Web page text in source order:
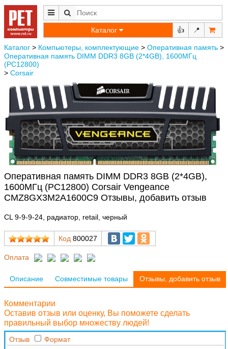
Каталог 👍 📍
Каталог > Компьютеры, комплектующие > Оперативная память >
Оперативная память DIMM DDR3 8GB (2*4GB), 1600МГц
(PC12800)
> Corsair
Оперативная память DIMM DDR3 8GB (2*4GB),
1600МГц (PC12800) Corsair Vengeance
CMZ8GX3M2A1600C9 Отзывы, добавить отзыв
CL 9-9-9-24, радиатор, retail, черный
Код 800027
Оплата
Описание Совместимые товары Отзывы, добавить отзыв
Комментарии
Оставив отзыв или оценку, Вы поможете сделать
правильный выбор множеству людей!
Отзыв Формат